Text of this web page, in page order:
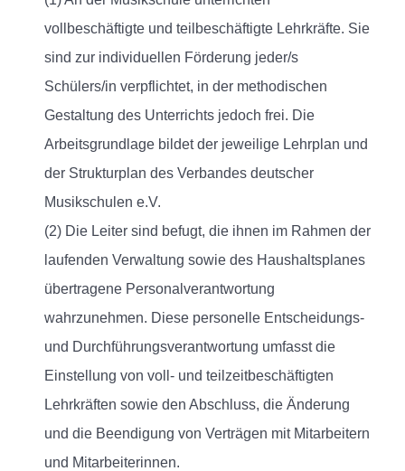
vollbeschäftigte und teilbeschäftigte Lehrkräfte. Sie
sind zur individuellen Förderung jeder/s
Schülers/in verpflichtet, in der methodischen
Gestaltung des Unterrichts jedoch frei. Die
Arbeitsgrundlage bildet der jeweilige Lehrplan und
der Strukturplan des Verbandes deutscher
Musikschulen e.V.
(2) Die Leiter sind befugt, die ihnen im Rahmen der
laufenden Verwaltung sowie des Haushaltsplanes
übertragene Personalverantwortung
wahrzunehmen. Diese personelle Entscheidungs-
und Durchführungsverantwortung umfasst die
Einstellung von voll- und teilzeitbeschäftigten
Lehrkräften sowie den Abschluss, die Änderung
und die Beendigung von Verträgen mit Mitarbeitern
und Mitarbeiterinnen.